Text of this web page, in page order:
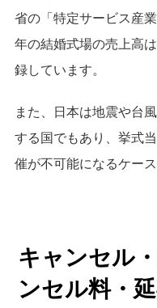
省の「特定サービス産
年の結婚式場の売上高
録しています。
また、日本は地震や台
する国でもあり、挙式
催が不可能になるケー
キャンセル
ンセル料・